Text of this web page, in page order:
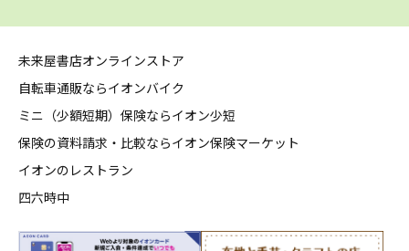
未来屋書店オンラインストア
自転車通販ならイオンバイク
ミニ（少額短期）保険ならイオン少短
保険の資料請求・比較ならイオン保険マーケット
イオンのレストラン
四六時中